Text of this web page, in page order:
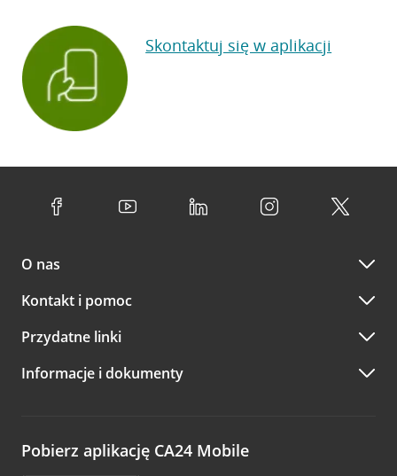
Skontaktuj się w aplikacji
O nas
Kontakt i pomoc
Przydatne linki
Informacje i dokumenty
Pobierz aplikację CA24 Mobile